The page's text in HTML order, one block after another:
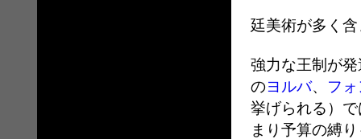
廷美術が多く
強力な王制が
のヨルバ、
フォ
挙げられる）
まり予算の縛